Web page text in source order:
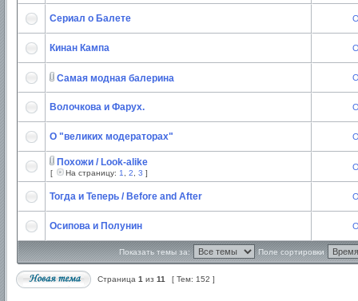
Сериал о Балете
Кинан Кампа
Самая модная балерина
Волочкова и Фарух.
О "великих модераторах"
Похожи / Look-alike
[ На страницу: 1 2 3 ]
Тогда и Теперь / Before and After
Осипова и Полунин
Показать темы за: Поле сортировки
Страница 1 из 11 [ Тем: 152 ]